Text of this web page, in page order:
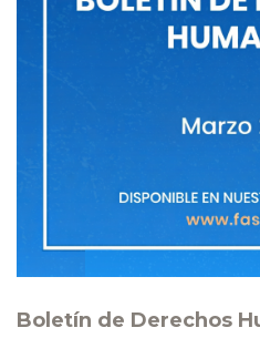
Boletín de Derechos